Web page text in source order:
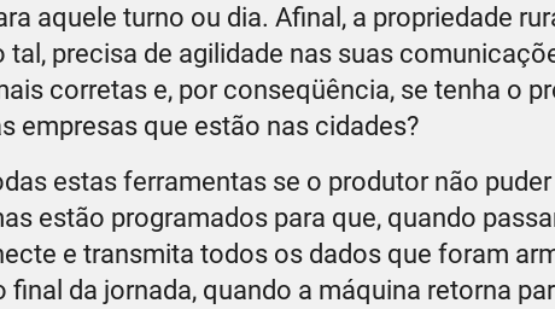
aquele turno ou dia. Afinal, a propriedade
precisa de agilidade nas suas
corretas e, por conseqüência, se tenha o
empresas que estão nas cidades?
estas ferramentas se o produtor não
estão programados para que, quando
e transmita todos os dados que foram
da jornada, quando a máquina retorna